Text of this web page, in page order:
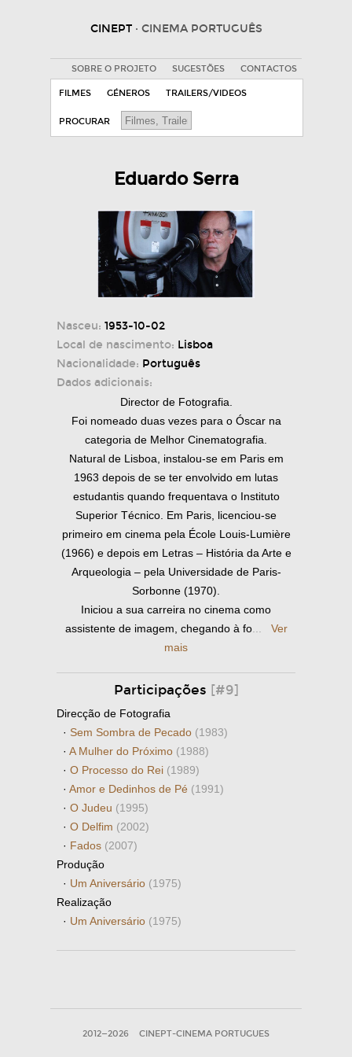
CINEPT · CINEMA PORTUGUÊS
SOBRE O PROJETO SUGESTÕES CONTACTOS
FILMES GÉNEROS TRAILERS/VIDEOS
PROCURAR
Eduardo Serra
Nasceu: 1953-10-02
Local de nascimento: Lisboa
Nacionalidade: Português
Dados adicionais:
Director de Fotografia.
Foi nomeado duas vezes para o Óscar na
categoria de Melhor Cinematografia.
Natural de Lisboa, instalou-se em Paris em
1963 depois de se ter envolvido em lutas
estudantis quando frequentava o Instituto
Superior Técnico. Em Paris, licenciou-se
primeiro em cinema pela École Louis-Lumière
(1966) e depois em Letras – História da Arte e
Arqueologia – pela Universidade de Paris-
Sorbonne (1970).
Iniciou a sua carreira no cinema como
assistente de imagem, chegando à fo...
Ver
mais
Participações [#9]
Direcção de Fotografia
· Sem Sombra de Pecado (1983)
· A Mulher do Próximo (1988)
· O Processo do Rei (1989)
· Amor e Dedinhos de Pé (1991)
· O Judeu (1995)
· O Delfim (2002)
· Fados (2007)
Produção
· Um Aniversário (1975)
Realização
· Um Aniversário (1975)
2012—2026 CINEPT-CINEMA PORTUGUES